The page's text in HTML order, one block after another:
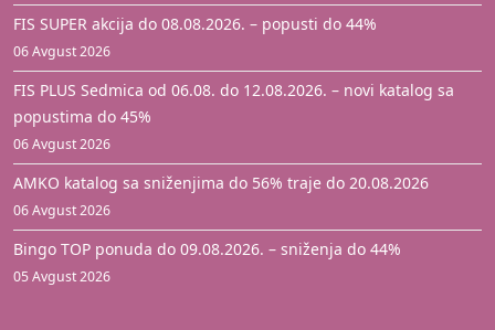
FIS SUPER akcija do 08.08.2026. – popusti do 44%
06 Avgust 2026
FIS PLUS Sedmica od 06.08. do 12.08.2026. – novi katalog sa
popustima do 45%
06 Avgust 2026
AMKO katalog sa sniženjima do 56% traje do 20.08.2026
06 Avgust 2026
Bingo TOP ponuda do 09.08.2026. – sniženja do 44%
05 Avgust 2026